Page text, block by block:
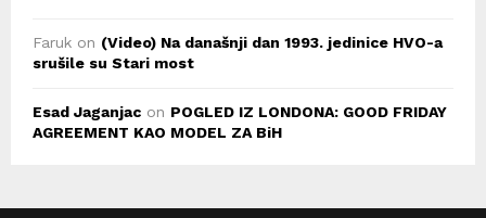
Faruk on (Video) Na današnji dan 1993. jedinice HVO-a
srušile su Stari most
Esad Jaganjac on POGLED IZ LONDONA: GOOD FRIDAY
AGREEMENT KAO MODEL ZA BiH